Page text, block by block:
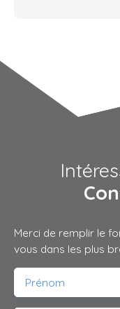
Merci de remplir le
vous dans les plus
Prénom